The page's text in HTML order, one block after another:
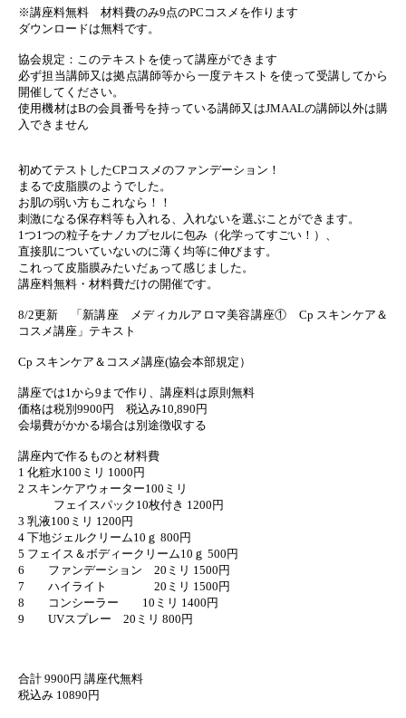
※講座料無料 材料費のみ9点のPCコスメを作ります
ダウンロードは無料です。
協会規定：このテキストを使って講座ができます
必ず担当講師又は拠点講師等から一度テキストを使って受講してから
開催してください。
使用機材はBの会員番号を持っている講師又はJMAALの講師以外は購
入できません
初めてテストしたCPコスメのファンデーション！
まるで皮脂膜のようでした。
お肌の弱い方もこれなら！！
刺激になる保存料等も入れる、入れないを選ぶことができます。
1つ1つの粒子をナノカプセルに包み（化学ってすごい！）、
直接肌についていないのに薄く均等に伸びます。
これって皮脂膜みたいだぁって感じました。
講座料無料・材料費だけの開催です。
8/2更新 「新講座 メディカルアロマ美容講座① Cp スキンケア＆
コスメ講座」テキスト
Cp スキンケア＆コスメ講座(協会本部規定）
講座では1から9まで作り、講座料は原則無料
価格は税別9900円 税込み10,890円
会場費がかかる場合は別途徴収する
講座内で作るものと材料費
1 化粧水100ミリ 1000円
2 スキンケアウォーター100ミリ
フェイスパック10枚付き 1200円
3 乳液100ミリ 1200円
4 下地ジェルクリーム10ｇ 800円
5 フェイス＆ボディークリーム10ｇ 500円
6 ファンデーション 20ミリ 1500円
7 ハイライト 20ミリ 1500円
8 コンシーラー 10ミリ 1400円
9 UVスプレー 20ミリ 800円
合計 9900円 講座代無料
税込み 10890円